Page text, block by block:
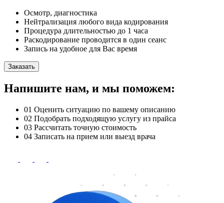
Осмотр, диагностика
Нейтрализация любого вида кодирования
Процедура длительностью до 1 часа
Раскодирование проводится в один сеанс
Запись на удобное для Вас время
Заказать
Напишите нам, и мы поможем:
01 Оценить ситуацию по вашему описанию
02 Подобрать подходящую услугу из прайса
03 Рассчитать точную стоимость
04 Записать на прием или выезд врача